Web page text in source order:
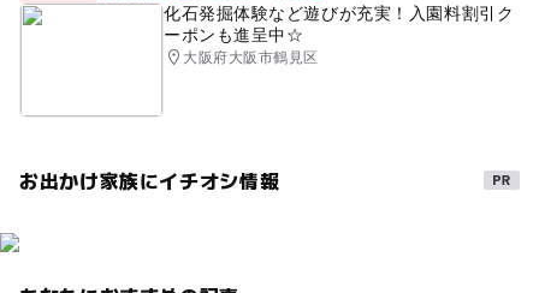
化石発掘体験など遊びが充実！入園料割引ク
ーポンも進呈中☆
大阪府大阪市鶴見区
お出かけ家族にイチオシ情報